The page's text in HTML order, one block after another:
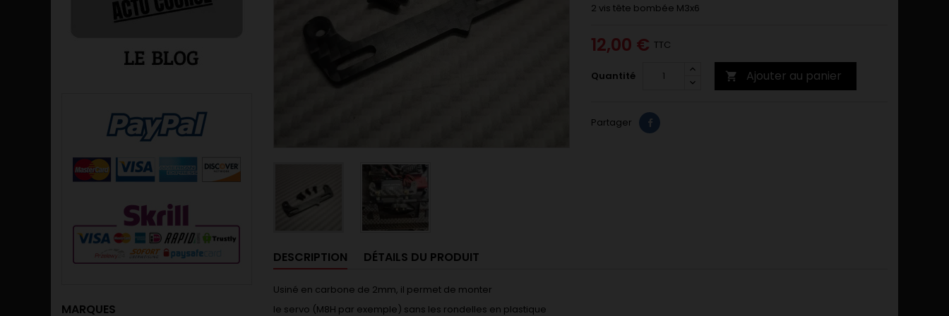
MARQUES
2 vis tête bombée M3x6
12,00 € TTC
Quantité  Ajouter au panier
Partager
DESCRIPTION DÉTAILS DU PRODUIT
Usiné en carbone de 2mm, il permet de monter
le servo (M8H par exemple) sans les rondelles en plastique